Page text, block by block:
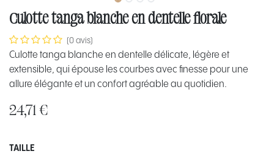
Culotte tanga blanche en dentelle florale
(0 avis)
Culotte tanga blanche en dentelle délicate, légère et
extensible, qui épouse les courbes avec finesse pour une
allure élégante et un confort agréable au quotidien.
24,71 €
TAILLE